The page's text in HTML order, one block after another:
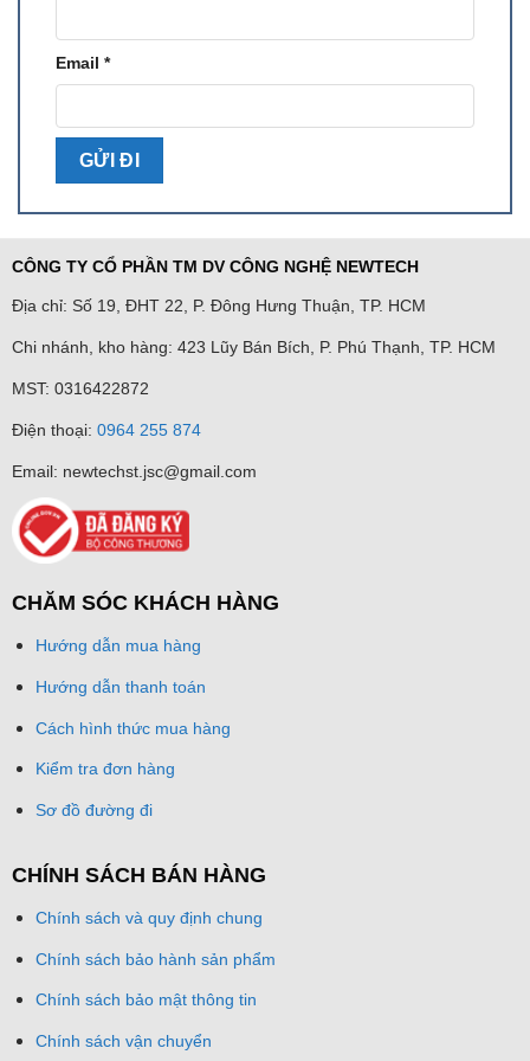
Email *
CÔNG TY CỔ PHẦN TM DV CÔNG NGHỆ NEWTECH
Địa chỉ: Số 19, ĐHT 22, P. Đông Hưng Thuận, TP. HCM
Chi nhánh, kho hàng: 423 Lũy Bán Bích, P. Phú Thạnh, TP. HCM
MST: 0316422872
Điện thoại: 0964 255 874
Email: newtechst.jsc@gmail.com
CHĂM SÓC KHÁCH HÀNG
Hướng dẫn mua hàng
Hướng dẫn thanh toán
Cách hình thức mua hàng
Kiểm tra đơn hàng
Sơ đồ đường đi
CHÍNH SÁCH BÁN HÀNG
Chính sách và quy định chung
Chính sách bảo hành sản phẩm
Chính sách bảo mật thông tin
Chính sách vận chuyển